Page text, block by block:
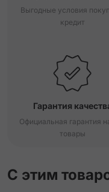
Выгодные условия
кредит
Гарантия
Официальная гарантия
товары
С этим